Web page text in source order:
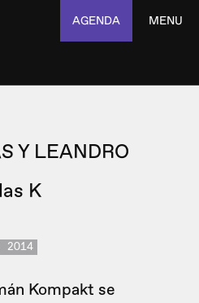
AGENDA MENU
Y LEANDRO
K
2014
Kompakt se